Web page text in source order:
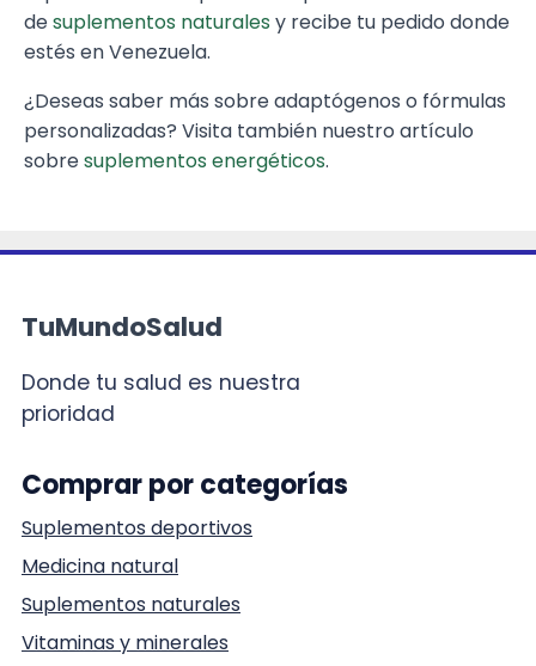
desuplementos naturales y recibe tu pedido donde
estés en Venezuela.
¿Deseas saber más sobre adaptógenos o fórmulas
personalizadas? Visita también nuestro artículo
sobresuplementos energéticos.
TuMundoSalud
Donde tu salud es nuestra
prioridad
Comprar por categorías
Suplementos deportivos
Medicina natural
Suplementos naturales
Vitaminas y minerales